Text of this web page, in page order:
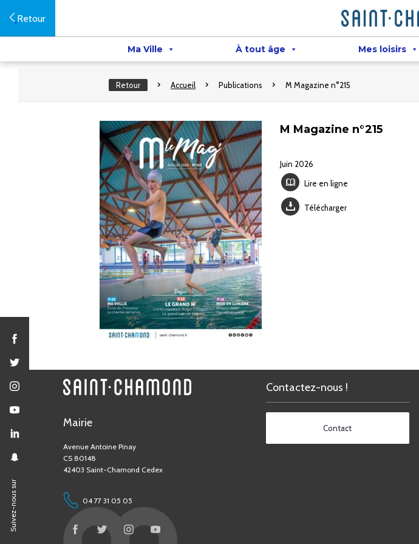
Suivez-nous sur
Retour
Ma Ville À tout âge Mes loisirs
Retour Accueil Publications M Magazine n°215
M Magazine n°215
Juin 2026
Lire en ligne
Télécharger
Mairie
Avenue Antoine Pinay
CS 80148
42403 Saint-Chamond Cedex
04 77 31 05 05
Contactez-nous !
Contact